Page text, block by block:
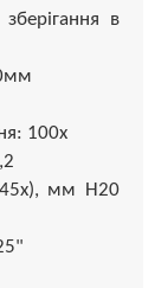
в
100х
мм H20